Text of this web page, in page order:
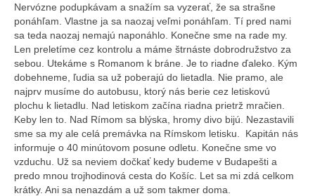
Nervózne podupkávam a snažím sa vyzerať, že sa strašne
ponáhľam. Vlastne ja sa naozaj veľmi ponáhľam. Tí pred nami
sa teda naozaj nemajú naponáhlo. Konečne sme na rade my.
Len preletíme cez kontrolu a máme štrnáste dobrodružstvo za
sebou. Utekáme s Romanom k bráne. Je to riadne ďaleko. Kým
dobehneme, ľudia sa už poberajú do lietadla. Nie pramo, ale
najprv musíme do autobusu, ktorý nás berie cez letiskovú
plochu k lietadlu. Nad letiskom začína riadna prietrž mračien.
Keby len to. Nad Rímom sa blýska, hromy divo bijú. Nezastavili
sme sa my ale celá premávka na Rímskom letisku. Kapitán nás
informuje o 40 minútovom posune odletu. Konečne sme vo
vzduchu. Už sa neviem dočkať kedy budeme v Budapešti a
predo mnou trojhodinová cesta do Košíc. Let sa mi zdá celkom
krátky. Ani sa nenazdám a už som takmer doma.